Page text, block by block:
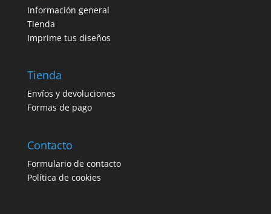
Información general
Tienda
Imprime tus diseños
Tienda
Envíos y devoluciones
Formas de pago
Contacto
Formulario de contacto
Política de cookies